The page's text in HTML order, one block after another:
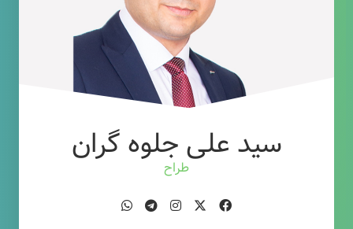
سید علی جلوه گران
طراح وب